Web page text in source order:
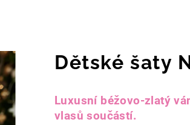
Dětské šaty
Luxusní béžovo-zlatý
vlasů součástí.